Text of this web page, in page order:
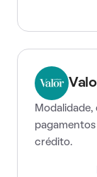
Modalidade,
pagamentos
crédito.